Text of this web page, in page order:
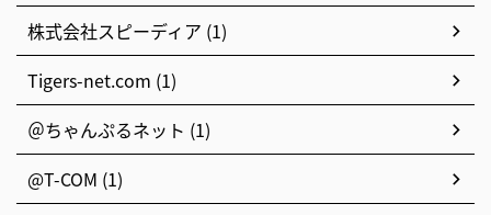
株式会社スピーディア (1)
Tigers-net.com (1)
＠ちゃんぷるネット (1)
@T-COM (1)